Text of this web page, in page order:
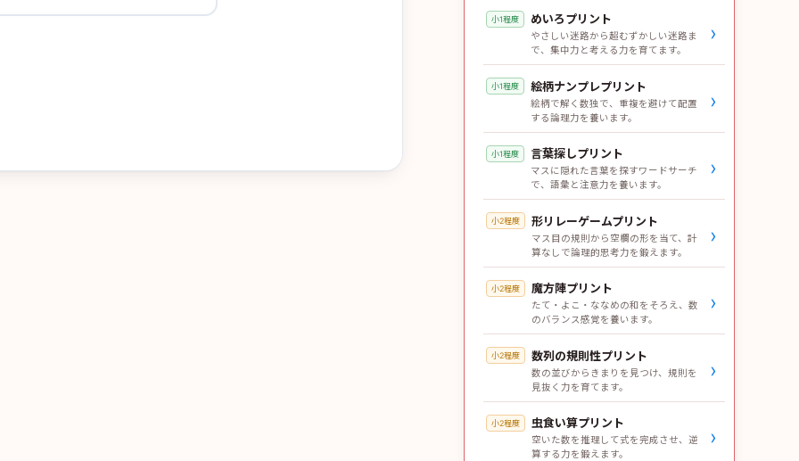
小1程度 めいろプリント
やさしい迷路から超むずかしい迷路ま
で、集中力と考える力を育てます。
›
小1程度 絵柄ナンプレプリント
絵柄で解く数独で、重複を避けて配置
する論理力を養います。
›
小1程度 言葉探しプリント
マスに隠れた言葉を探すワードサーチ
で、語彙と注意力を養います。
›
小2程度 形リレーゲームプリント
マス目の規則から空欄の形を当て、計
算なしで論理的思考力を鍛えます。
›
小2程度 魔方陣プリント
たて・よこ・ななめの和をそろえ、数
のバランス感覚を養います。
›
小2程度 数列の規則性プリント
数の並びからきまりを見つけ、規則を
見抜く力を育てます。
›
小2程度 虫食い算プリント
空いた数を推理して式を完成させ、逆
算する力を鍛えます。
›